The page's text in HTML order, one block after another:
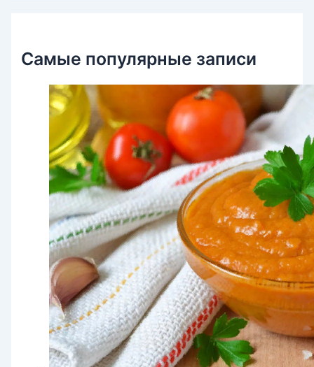
Самые популярные записи